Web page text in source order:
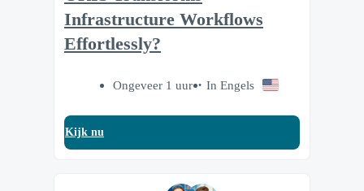
Infrastructure Workflows
Effortlessly?
Ongeveer 1 uur In Engels
Kijk nu